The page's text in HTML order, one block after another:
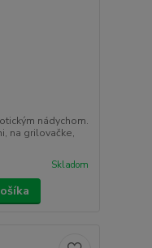
nádychom.
na grilovačke,
Skladom